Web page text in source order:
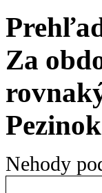
Za
Pezinok
Nehody